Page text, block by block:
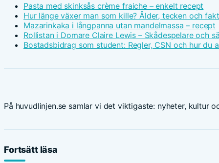
Pasta med skinksås crème fraiche – enkelt recept
Hur länge växer man som kille? Ålder, tecken och
Mazarinkaka i långpanna utan mandelmassa – recept
Rollistan i Domare Claire Lewis – Skådespelare och
Bostadsbidrag som student: Regler, CSN och hur du
På huvudlinjen.se samlar vi det viktigaste: nyheter, kultur
Fortsätt läsa